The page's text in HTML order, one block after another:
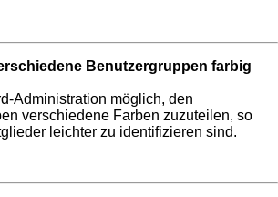
Benutzergruppen farbig
Administration möglich, den
verschiedene Farben zuzuteilen, so
leichter zu identifizieren sind.